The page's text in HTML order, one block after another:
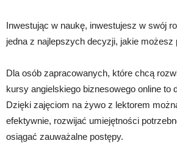
Inwestując w naukę, inwestujesz w swój
jedna z najlepszych decyzji, jakie możesz
Dla osób zapracowanych, które chcą
kursy angielskiego biznesowego online to
Dzięki zajęciom na żywo z lektorem
efektywnie, rozwijać umiejętności
osiągać zauważalne postępy.